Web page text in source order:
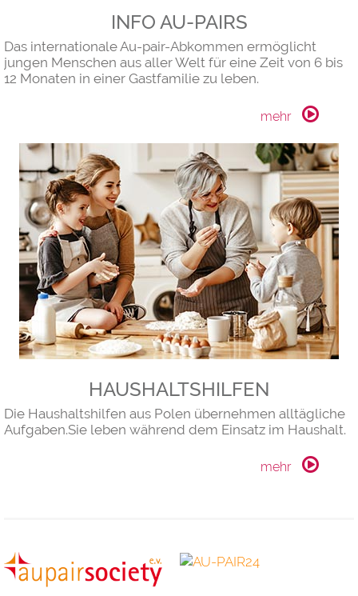
INFO AU-PAIRS
Das internationale Au-pair-Abkommen ermöglicht
jungen Menschen aus aller Welt für eine Zeit von 6 bis
12 Monaten in einer Gastfamilie zu leben.
HAUSHALTSHILFEN
Die Haushaltshilfen aus Polen übernehmen alltägliche
Aufgaben.Sie leben während dem Einsatz im Haushalt.